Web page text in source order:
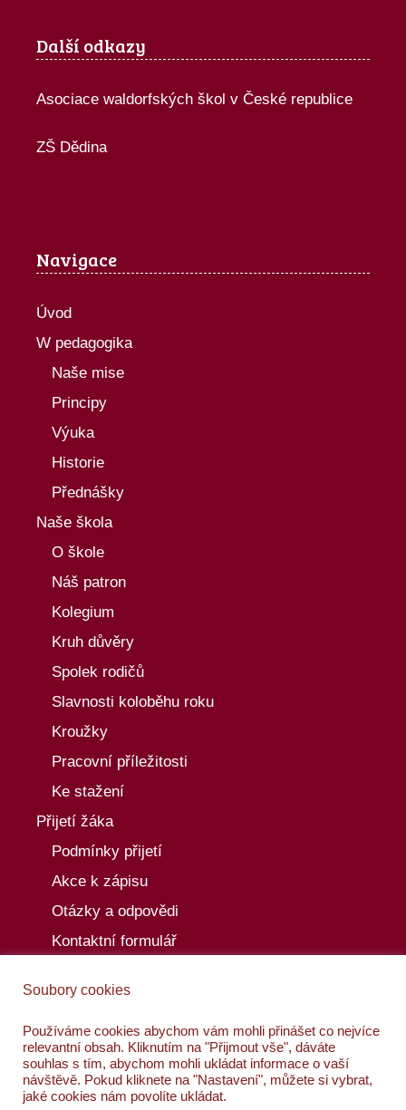
Další odkazy
Asociace waldorfských škol v České republice
ZŠ Dědina
Navigace
Úvod
W pedagogika
Naše mise
Principy
Výuka
Historie
Přednášky
Naše škola
O škole
Náš patron
Kolegium
Kruh důvěry
Spolek rodičů
Slavnosti koloběhu roku
Kroužky
Pracovní příležitosti
Ke stažení
Přijetí žáka
Podmínky přijetí
Akce k zápisu
Otázky a odpovědi
Kontaktní formulář
Akce
Kalendář akcí
Kontakty
Soubory cookies
Používáme cookies abychom vám mohli přinášet co nejvíce
relevantní obsah. Kliknutím na "Přijmout vše", dáváte
souhlas s tím, abychom mohli ukládat informace o vaší
návštěvě. Pokud kliknete na "Nastavení", můžete si vybrat,
jaké cookies nám povolíte ukládat.